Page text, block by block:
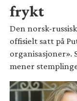
frykt
Den norsk-
offisielt satt på
organisasjoner».
mener